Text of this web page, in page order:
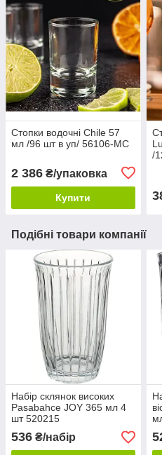
Стопки водочні Сhile 57
мл /96 шт в уп/ 56106-МС
2 386 ₴/упаковка
Купити
/
Подібні товари компанії
Набір склянок високих
Pasabahce JOY 365 мл 4
шт 520215
536 ₴/набір